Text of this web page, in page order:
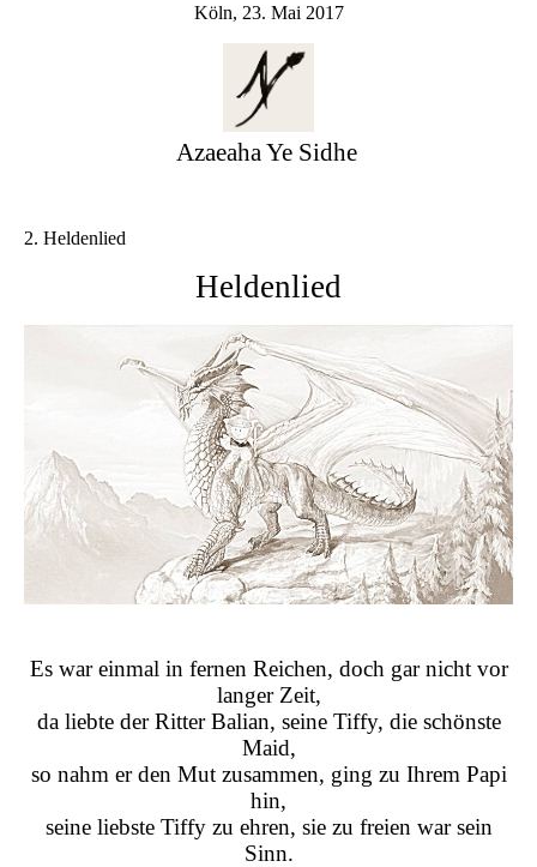
Köln, 23. Mai 2017
Azaeaha Ye Sidhe
2. Heldenlied
Heldenlied
Es war einmal in fernen Reichen, doch gar nicht vor
langer Zeit,
da liebte der Ritter Balian, seine Tiffy, die schönste
Maid,
so nahm er den Mut zusammen, ging zu Ihrem Papi
hin,
seine liebste Tiffy zu ehren, sie zu freien war sein
Sinn.